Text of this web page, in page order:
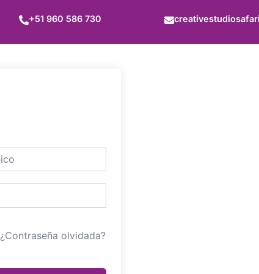
+51 960 586 730
¿Contraseña olvidada?